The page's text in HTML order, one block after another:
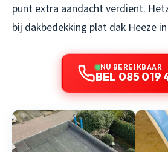
punt extra aandacht verdient.
bij dakbedekking plat dak Heeze
NU BEREIKBAAR
BEL 085 019